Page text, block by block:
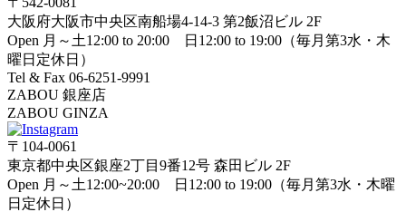
大阪府大阪市中央区南船場4-14-3 第2飯沼ビル 2F
Open 月～土12:00 to 20:00 日12:00 to 19:00（毎月第3水・木
曜日定休日）
Tel & Fax 06-6251-9991
ZABOU 銀座店
ZABOU GINZA
〒104-0061
東京都中央区銀座2丁目9番12号 森田ビル 2F
Open 月～土12:00~20:00 日12:00 to 19:00（毎月第3水・木曜
日定休日）